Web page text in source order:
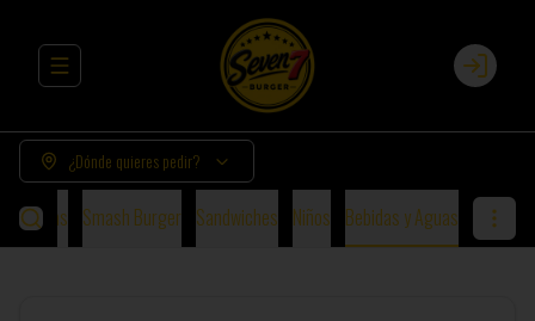
Abrir menu de navegación Login
¿Dónde quieres pedir?
Smash Burger Sandwiches Niños Bebidas y Aguas